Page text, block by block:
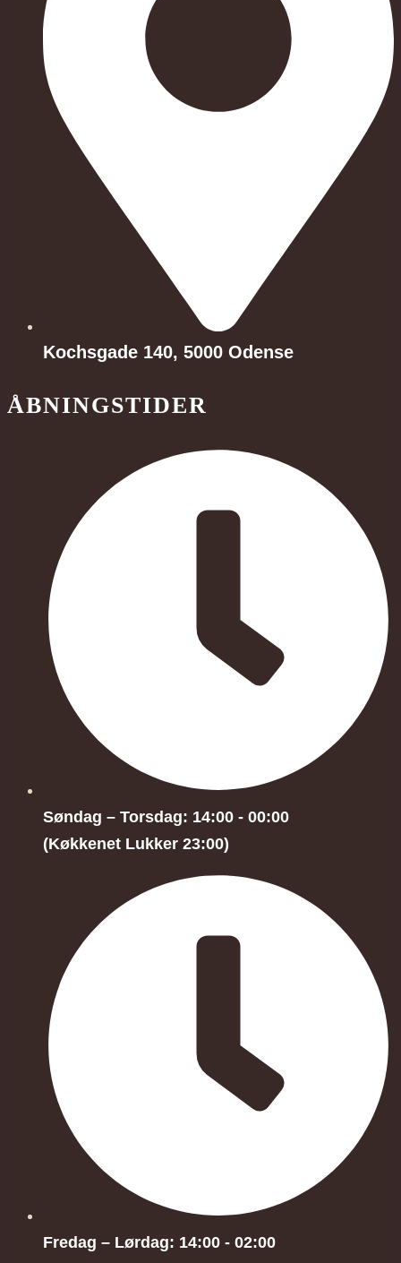
Kochsgade 140, 5000 Odense
ÅBNINGSTIDER
Søndag – Torsdag: 14:00 - 00:00
(Køkkenet Lukker 23:00)
Fredag – Lørdag: 14:00 - 02:00